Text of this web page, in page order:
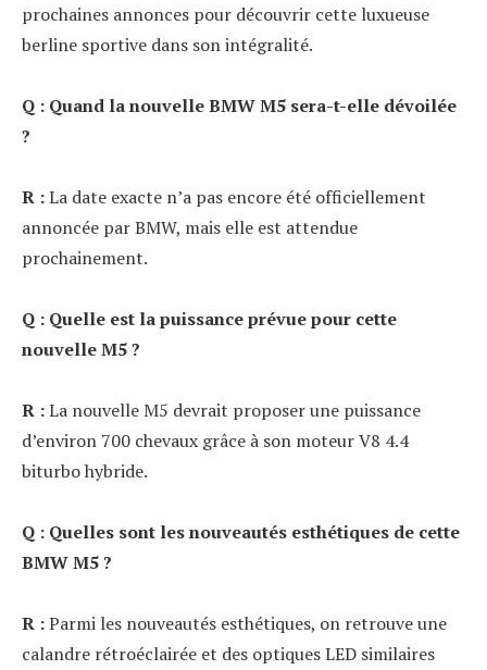
prochaines annonces pour découvrir cette luxueuse
berline sportive dans son intégralité.
Q : Quand la nouvelle BMW M5 sera-t-elle dévoilée
?
R :La date exacte n’a pas encore été officiellement
annoncée par BMW, mais elle est attendue
prochainement.
Q : Quelle est la puissance prévue pour cette
nouvelle M5 ?
R :La nouvelle M5 devrait proposer une puissance
d’environ 700 chevaux grâce à son moteur V8 4.4
biturbo hybride.
Q : Quelles sont les nouveautés esthétiques de cette
BMW M5 ?
R :Parmi les nouveautés esthétiques, on retrouve une
calandre rétroéclairée et des optiques LED similaires